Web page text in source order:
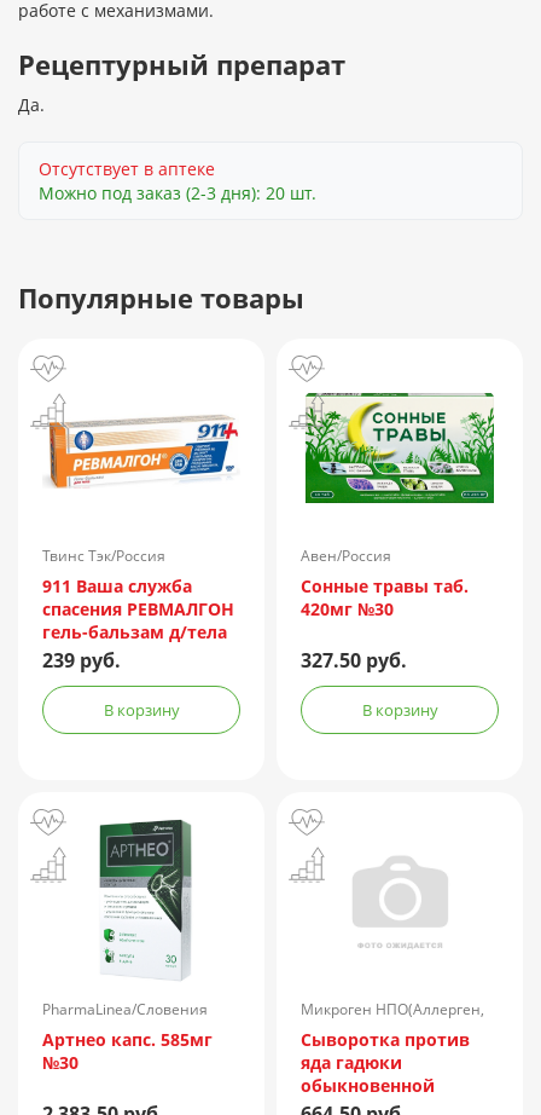
работе с механизмами.
Рецептурный препарат
Да.
Отсутствует в аптеке
Можно под заказ (2-3 дня): 20 шт.
Популярные товары
Твинс Тэк/Россия
911 Ваша служба
спасения РЕВМАЛГОН
гель-бальзам д/тела
100мл
239 руб.
В корзину
Авен/Россия
Сонные травы таб.
420мг №30
327.50 руб.
В корзину
PharmaLinea/Словения
Артнео капс. 585мг
№30
Микроген НПО(Аллерген,
г.Ставрополь)/Россия
Сыворотка против
яда гадюки
обыкновенной
лошадиная